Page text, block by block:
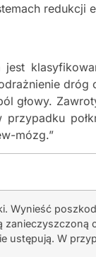
redukcji
głowy.
mózg.”
Wynieść
ustępują. W